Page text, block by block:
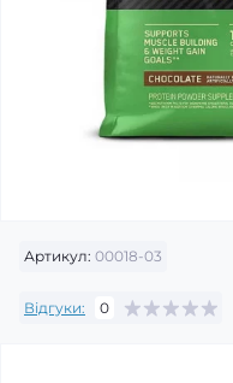
Артикул: 00018-03
Відгуки: 0